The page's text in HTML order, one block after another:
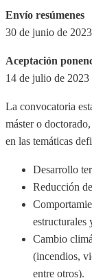
Envío resúmenes
30 de junio de 2023
Aceptación
14 de julio de 2023
La convocatoria
máster o
en las temáticas
Desarrollo
Reducción
estructurales
Cambio
(incendios,
entre otros).